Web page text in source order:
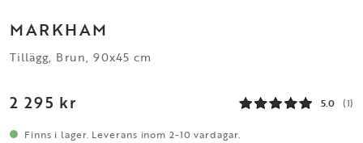
MARKHAM
Tillägg, Brun, 90x45 cm
2 295 kr 5.0 (1)
Finns i lager. Leverans inom 2-10 vardagar.